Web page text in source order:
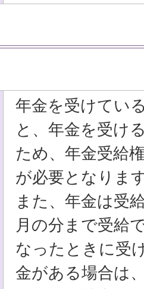
年金を受けてい
と、年金を受け
ため、年金受給
が必要となりま
また、年金は受
月の分まで受給
なったときに受
金がある場合は